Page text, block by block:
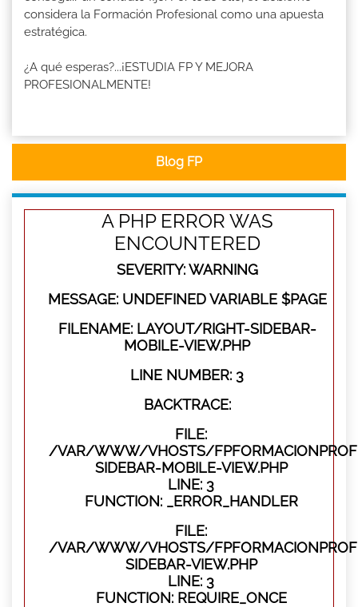
considera la Formación Profesional como una apuesta
estratégica.
¿A qué esperas?...¡ESTUDIA FP Y MEJORA
PROFESIONALMENTE!
Blog FP
A PHP ERROR WAS
ENCOUNTERED
SEVERITY: WARNING
MESSAGE: UNDEFINED VARIABLE $PAGE
FILENAME: LAYOUT/RIGHT-SIDEBAR-
MOBILE-VIEW.PHP
LINE NUMBER: 3
BACKTRACE:
FILE:
/VAR/WWW/VHOSTS/
SIDEBAR-MOBILE-VIEW.PHP
LINE: 3
FUNCTION: _ERROR_HANDLER
FILE:
/VAR/WWW/VHOSTS/
SIDEBAR-VIEW.PHP
LINE: 3
FUNCTION: REQUIRE_ONCE